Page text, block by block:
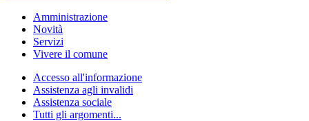
Amministrazione
Novità
Servizi
Vivere il comune
Accesso all'informazione
Assistenza agli invalidi
Assistenza sociale
Tutti gli argomenti...